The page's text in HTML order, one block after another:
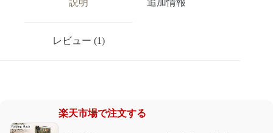
レビュー (1)
楽天市場で注文する